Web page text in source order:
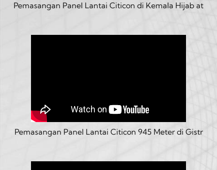
Pemasangan Panel Lantai Citicon di Kemala Hijab at
Pemasangan Panel Lantai Citicon 945 Meter di Gistr